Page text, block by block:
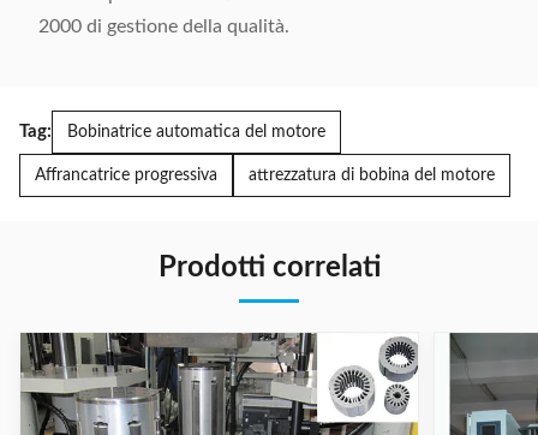
2000 di gestione della qualità.
Tag: Bobinatrice automatica del motore
Affrancatrice progressiva attrezzatura di bobina del motore
Prodotti correlati